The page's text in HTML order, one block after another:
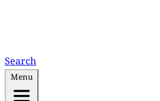
Search
Menu